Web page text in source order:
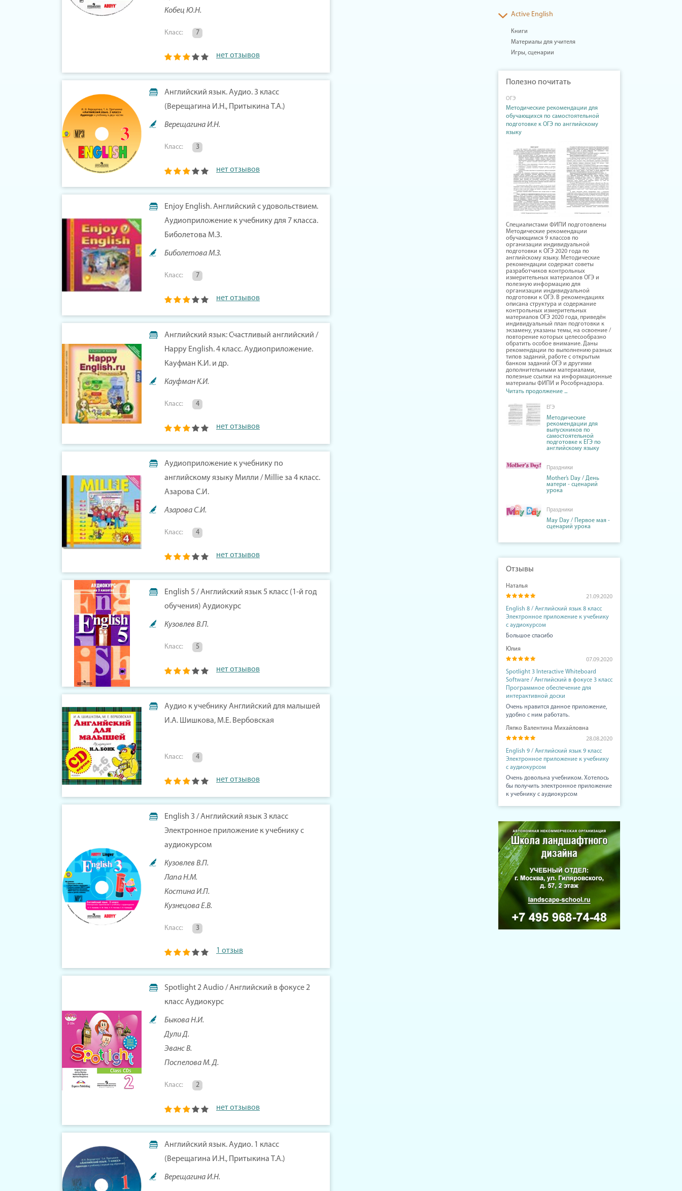
Кобец Ю.Н.
Класс: 7
нет отзывов
Английский язык. Аудио. 3 класс
(Верещагина И.Н., Притыкина Т.А.)
Верещагина И.Н.
Класс: 3
нет отзывов
Enjoy English. Английский с удовольствием.
Аудиоприложение к учебнику для 7 класса.
Биболетова М.З.
Биболетова М.З.
Класс: 7
нет отзывов
Английский язык: Счастливый английский /
Happy English. 4 класс. Аудиоприложение.
Кауфман К.И. и др.
Кауфман К.И.
Класс: 4
нет отзывов
Аудиоприложение к учебнику по
английскому языку Милли / Millie за 4 класс.
Азарова С.И.
Азарова С.И.
Класс: 4
нет отзывов
English 5 / Английский язык 5 класс (1-й год
обучения) Аудиокурс
Кузовлев В.П.
Класс: 5
нет отзывов
Аудио к учебнику Английский для малышей
И.А. Шишкова, М.Е. Вербовская
Класс: 4
нет отзывов
English 3 / Английский язык 3 класс
Электронное приложение к учебнику с
аудиокурсом
Кузовлев В.П.
Лапа Н.М.
Костина И.П.
Кузнецова Е.В.
Класс: 3
1 отзыв
Spotlight 2 Audio / Английский в фокусе 2
класс Аудиокурс
Быкова Н.И.
Дули Д.
Эванс В.
Поспелова М. Д.
Класс: 2
нет отзывов
Английский язык. Аудио. 1 класс
(Верещагина И.Н., Притыкина Т.А.)
Верещагина И.Н.
Active English
Книги
Материалы для учителя
Игры, сценарии
Полезно почитать
ОГЭ
Методические рекомендации для
обучающихся по самостоятельной
подготовке к ОГЭ по английскому
языку
Специалистами ФИПИ подготовлены
Методические рекомендации
обучающимся 9 классов по
организации индивидуальной
подготовки к ОГЭ 2020 года по
английскому языку. Методические
рекомендации содержат советы
разработчиков контрольных
измерительных материалов ОГЭ и
полезную информацию для
организации индивидуальной
подготовки к ОГЭ. В рекомендациях
описана структура и содержание
контрольных измерительных
материалов ОГЭ 2020 года, приведён
индивидуальный план подготовки к
экзамену, указаны темы, на освоение /
повторение которых целесообразно
обратить особое внимание. Даны
рекомендации по выполнению разных
типов заданий, работе с открытым
банком заданий ОГЭ и другими
дополнительными материалами,
полезные ссылки на информационные
материалы ФИПИ и Рособрнадзора.
Читать продолжение ...
ЕГЭ
Методические
рекомендации для
выпускников по
самостоятельной
подготовке к ЕГЭ по
английскому языку
Праздники
Mother’s Day / День
матери - сценарий
урока
Праздники
May Day / Первое мая -
сценарий урока
Отзывы
Наталья
21.09.2020
English 8 / Английский язык 8 класс
Электронное приложение к учебнику
с аудиокурсом
Большое спасибо
Юлия
07.09.2020
Spotlight 3 Interactive Whiteboard
Software / Английский в фокусе 3 класс
Программное обеспечение для
интерактивной доски
Очень нравится данное приложение,
удобно с ним работать.
Ляпко Валентина Михайловна
28.08.2020
English 9 / Английский язык 9 класс
Электронное приложение к учебнику
с аудиокурсом
Очень довольна учебником. Хотелось
бы получить электронное приложение
к учебнику с аудиокурсом